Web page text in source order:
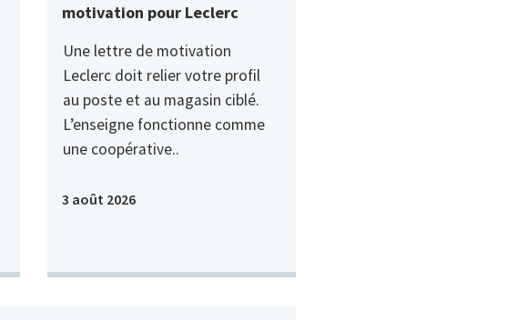
motivation pour Leclerc
Une lettre de motivation
Leclerc doit relier votre profil
au poste et au magasin ciblé.
L’enseigne fonctionne comme
une coopérative..
3 août 2026